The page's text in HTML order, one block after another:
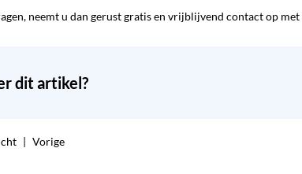
neemt u dan gerust gratis en vrijblijvend contact op met
dit artikel?
Vorige